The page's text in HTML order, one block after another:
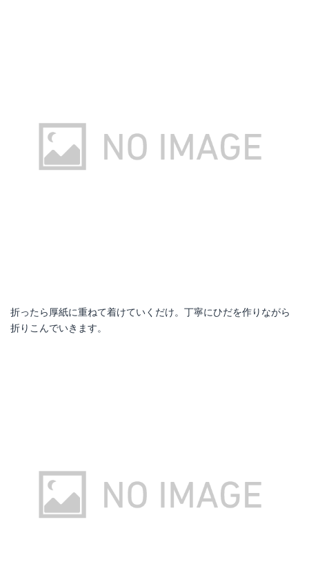
折ったら厚紙に重ねて着けていくだけ。丁寧にひだを作りながら
折りこんでいきます。